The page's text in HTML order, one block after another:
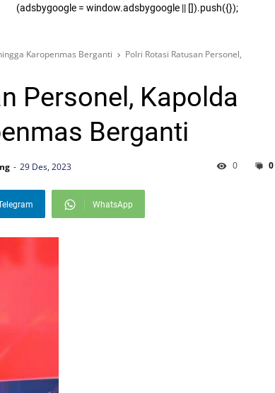
(adsbygoogle = window.adsbygoogle || []).push({});
Karopenmas Berganti
Polri Rotasi Ratusan Personel,
Personel, Kapolda
Berganti
29 Des, 2023 0
0
WhatsApp